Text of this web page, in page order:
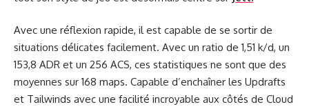
Avec une réflexion rapide, il est capable de se sortir de
situations délicates facilement. Avec un ratio de 1,51 k/d, un
153,8 ADR et un 256 ACS, ces statistiques ne sont que des
moyennes sur 168 maps. Capable d’enchaîner les Updrafts
et Tailwinds avec une facilité incroyable aux côtés de Cloud